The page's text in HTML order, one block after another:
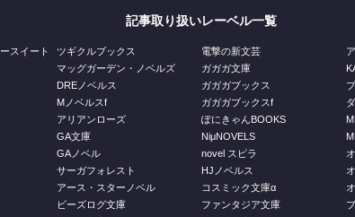
記事取り扱いレーベル一覧
スイート
ツギクルブックス
マッグガーデン・ノベルズ
DREノベルス
Mノベルスf
アリアンローズ
GA文庫
GAノベル
サーガフォレスト
アース・スターノベル
ビーズログ文庫
電撃の新文芸
ガガガ文庫
ガガガブックス
ガガガブックスf
ぽにきゃんBOOKS
NiμNOVELS
novel スピラ
HJノベルス
コスミック文庫α
ファンタジア文庫